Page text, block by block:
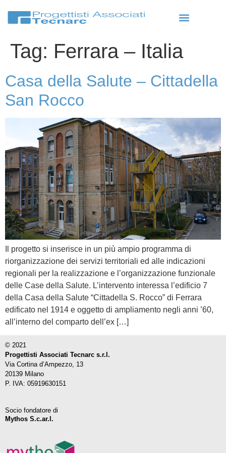
Tag: Ferrara – Italia
Casa della Salute – Cittadella
San Rocco
Il progetto si inserisce in un più ampio programma di
riorganizzazione dei servizi territoriali ed alle indicazioni
regionali per la realizzazione e l’organizzazione funzionale
delle Case della Salute. L’intervento interessa l’edificio 7
della Casa della Salute “Cittadella S. Rocco” di Ferrara
edificato nel 1914 e oggetto di ampliamento negli anni ’60,
all’interno del comparto dell’ex […]
© 2021
Progettisti Associati Tecnarc s.r.l.
Via Cortina d’Ampezzo, 13
20139 Milano
P. IVA: 05919630151
Socio fondatore di
Mythos S.c.ar.l.